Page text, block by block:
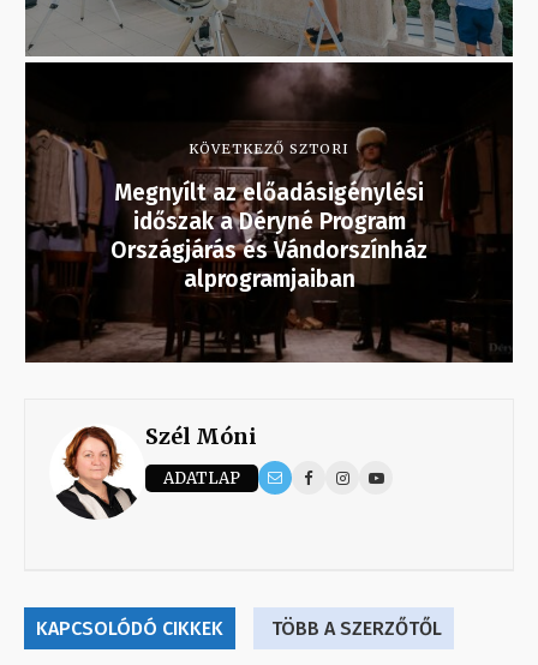
KÖVETKEZŐ SZTORI
Megnyílt az előadásigénylési
időszak a Déryné Program
Országjárás és Vándorszínház
alprogramjaiban
Szél Móni
ADATLAP
KAPCSOLÓDÓ CIKKEK TÖBB A SZERZŐTŐL